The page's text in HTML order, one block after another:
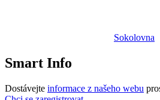
Sokolovna
Smart Info
Dostávejte informace z našeho webu